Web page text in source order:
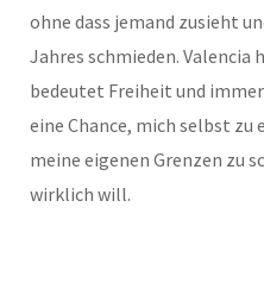
ohne dass jemand zusieht
Jahres schmieden.
bedeutet Freiheit und
eine Chance, mich selbst
meine eigenen Grenzen zu
wirklich will.